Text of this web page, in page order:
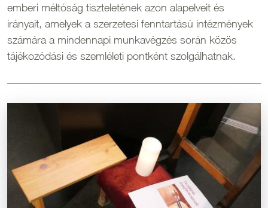
emberi méltóság tiszteletének azon alapelveit és
irányait, amelyek a szerzetesi fenntartású intézmények
számára a mindennapi munkavégzés során közös
tájékozódási és szemléleti pontként szolgálhatnak.